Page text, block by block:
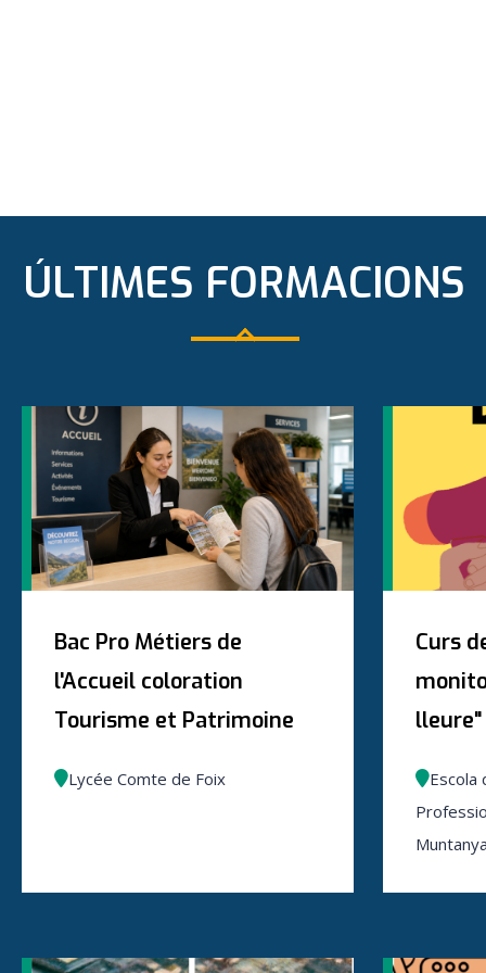
ÚLTIMES FORMACIONS
Bac Pro Métiers de
l'Accueil coloration
Tourisme et Patrimoine
Lycée Comte de Foix
Curs
lleure"
Escola